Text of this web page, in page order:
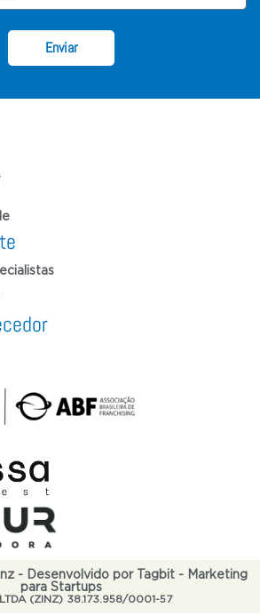
Enviar
- Desenvolvido por Tagbit - Marketing
para Startups
(ZINZ) 38.173.958/0001-57